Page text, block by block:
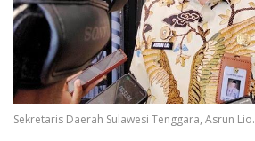
Sekretaris Daerah Sulawesi Tenggara, Asrun Lio.